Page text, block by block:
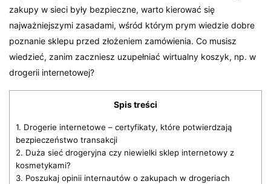
zakupy w sieci były bezpieczne, warto kierować się
najważniejszymi zasadami, wśród którym prym wiedzie dobre
poznanie sklepu przed złożeniem zamówienia. Co musisz
wiedzieć, zanim zaczniesz uzupełniać wirtualny koszyk, np. w
drogerii internetowej?
Spis treści
1. Drogerie internetowe – certyfikaty, które potwierdzają
bezpieczeństwo transakcji
2. Duża sieć drogeryjna czy niewielki sklep internetowy z
kosmetykami?
3. Poszukaj opinii internautów o zakupach w drogeriach